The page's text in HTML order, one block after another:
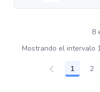
8
Mostrando el intervalo
Página
1 2